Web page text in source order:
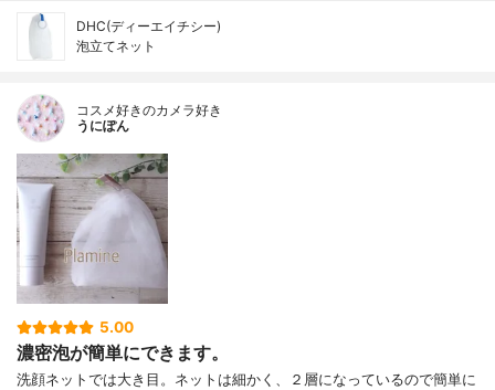
DHC(ディーエイチシー)
泡立てネット
コスメ好きのカメラ好き
うにぽん
5.00
濃密泡が簡単にできます。
洗顔ネットでは大き目。ネットは細かく、２層になっているので簡単に